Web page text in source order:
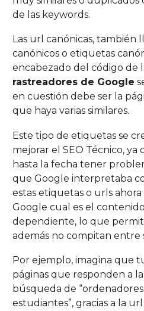
de las keywords.
Las url canónicas, también
canónicos o etiquetas
encabezado del código de
rastreadores de Google
en cuestión debe ser la
que haya varias similares.
Este tipo de etiquetas se
mejorar el SEO Técnico,
hasta la fecha tener
que Google interpretaba
estas etiquetas o urls ahora
Google cual es el
dependiente, lo que
además no compitan entre
Por ejemplo, imagina que
páginas que responden a
búsqueda de
estudiantes”, gracias a la